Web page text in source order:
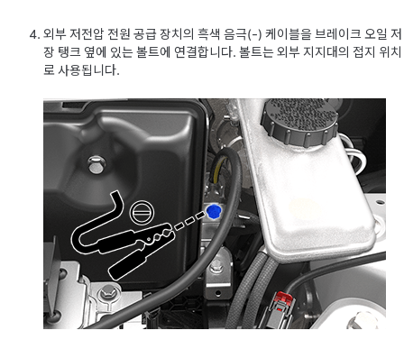
외부 저전압 전원 공급 장치의 흑색 음극(-) 케이블을브레이크 오일 저
장 탱크 옆에 있는볼트에 연결합니다. 볼트는 외부 지지대의 접지 위치
로 사용됩니다.